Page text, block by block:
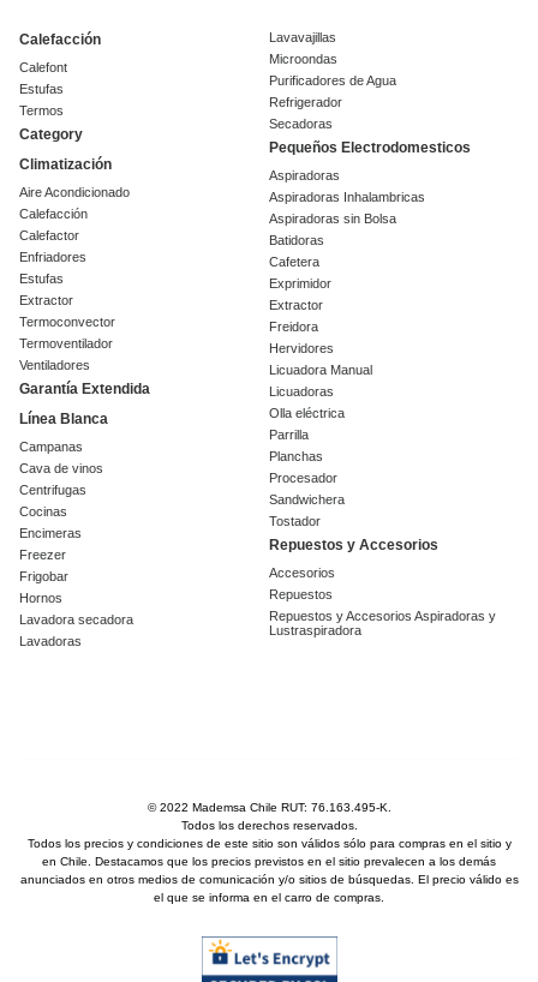
Calefacción
Calefont
Estufas
Termos
Category
Climatización
Aire Acondicionado
Calefacción
Calefactor
Enfriadores
Estufas
Extractor
Termoconvector
Termoventilador
Ventiladores
Garantía Extendida
Línea Blanca
Campanas
Cava de vinos
Centrifugas
Cocinas
Encimeras
Freezer
Frigobar
Hornos
Lavadora secadora
Lavadoras
Lavavajillas
Microondas
Purificadores de Agua
Refrigerador
Secadoras
Pequeños Electrodomesticos
Aspiradoras
Aspiradoras Inhalambricas
Aspiradoras sin Bolsa
Batidoras
Cafetera
Exprimidor
Extractor
Freidora
Hervidores
Licuadora Manual
Licuadoras
Olla eléctrica
Parrilla
Planchas
Procesador
Sandwichera
Tostador
Repuestos y Accesorios
Accesorios
Repuestos
Repuestos y Accesorios Aspiradoras y
Lustraspiradora
© 2022 Mademsa Chile RUT: 76.163.495-K.
Todos los derechos reservados.
Todos los precios y condiciones de este sitio son válidos sólo para compras en el sitio y
en Chile. Destacamos que los precios previstos en el sitio prevalecen a los demás
anunciados en otros medios de comunicación y/o sitios de búsquedas. El precio válido es
el que se informa en el carro de compras.